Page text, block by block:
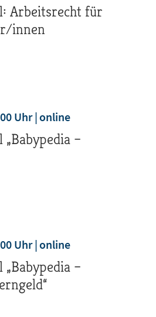
Arbeitsrecht für
innen
Uhr online
–
Uhr online
–